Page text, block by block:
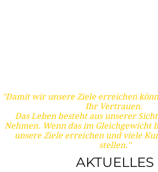
"Damit wir unsere Ziele erreichen
Ihr Vertrauen.
Das Leben besteht aus unserer
Nehmen. Wenn das im
unsere Ziele erreichen und viele
stellen."
AKTUELLES